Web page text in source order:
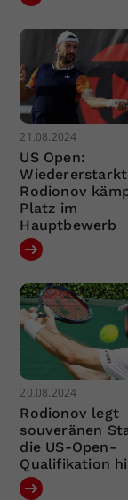
21.08.2024
US Open:
Rodionov
Platz im
Hauptbewerb
20.08.2024
Rodionov legt
souveränen
die US-Open-
Qualifikation